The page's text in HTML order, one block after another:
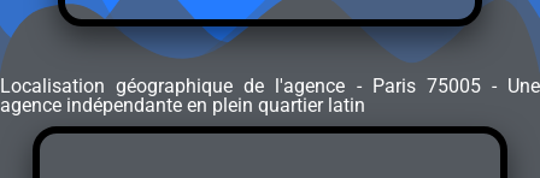
Localisation géographique de l'agence - Paris 75005 - Une
agence indépendante en plein quartier latin